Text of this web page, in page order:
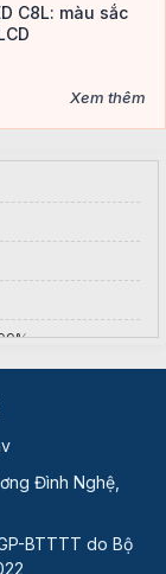
C8L: màu sắc
Xem thêm
Đình Nghệ,
BTTTT do Bộ